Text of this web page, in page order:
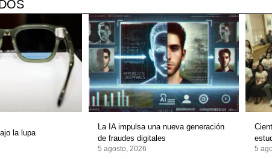
la lupa
La IA impulsa una nueva generación
de fraudes digitales
5 agosto, 2026 5